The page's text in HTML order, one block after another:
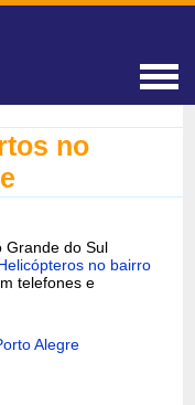
no
Grande do Sul
no bairro
telefones e
Alegre